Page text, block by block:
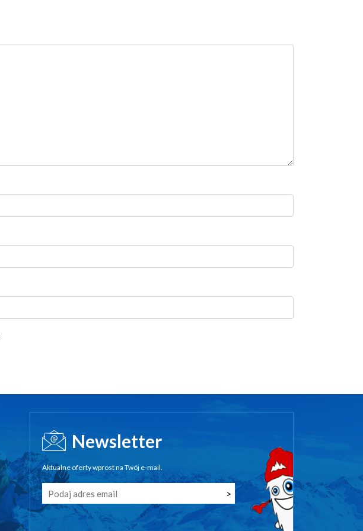
Newsletter
Aktualne oferty wprost na Twój e-mail.